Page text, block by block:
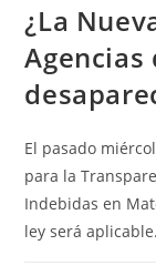
¿La
Agencias
El pasado
para la
Indebidas en
ley será